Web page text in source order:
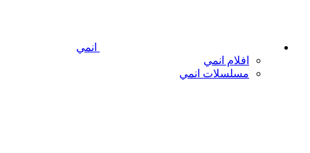
انمي
افلام انمي
مسلسلات انمي